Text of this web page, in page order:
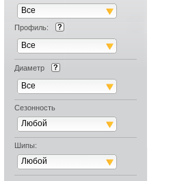
Все
Профиль:
Все
Диаметр
Все
Сезонность
Любой
Шипы:
Любой